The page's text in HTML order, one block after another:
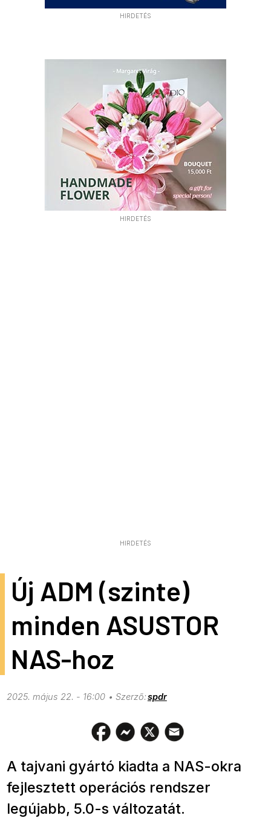
HIRDETÉS
HIRDETÉS
HIRDETÉS
Új ADM (szinte)
minden ASUSTOR
NAS-hoz
2025. május 22. - 16:00 spdr
A tajvani gyártó kiadta a NAS-okra
fejlesztett operációs rendszer
legújabb, 5.0-s változatát.